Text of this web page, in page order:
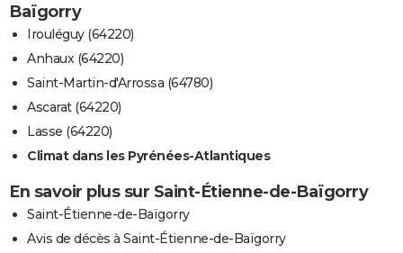
Baïgorry
Irouléguy (64220)
Anhaux (64220)
Saint-Martin-d'Arrossa (64780)
Ascarat (64220)
Lasse (64220)
Climat dans les Pyrénées-Atlantiques
En savoir plus sur Saint-Étienne-de-Baïgorry
Saint-Étienne-de-Baïgorry
Avis de décès à Saint-Étienne-de-Baïgorry